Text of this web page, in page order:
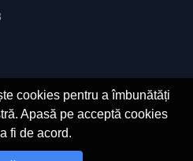
rezervate. Dezvoltat de
cookies pentru a îmbunătăți
Apasă pe acceptă cookies
fi de acord.